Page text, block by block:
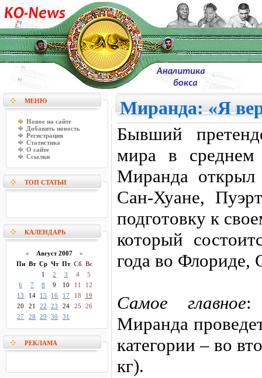
МЕНЮ
Новое на сайте
Добавить новость
Регистрация
Статистика
О сайте
Ссылки
ТОП СТАТЬИ
КАЛЕНДАРЬ
« Август 2007 »
Пн Вт Ср Чт Пт Сб Вс
1
2 3 4
5
6
7 8 9 10 11
12
13
14 15 16 17 18
19
20
21 22 23 24 25
26
27
28 29 30 31
РЕКЛАМА
Миранда: «Я
Бывший
мира в среднем
Миранда открыл
Сан-Хуане,
подготовку к
который
года во
Самое главное:
Миранда
категории – во
кг).